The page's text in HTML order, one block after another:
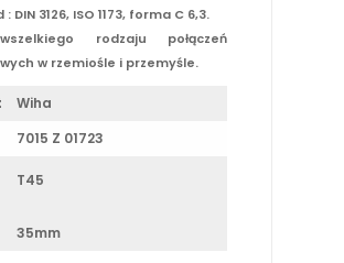
: DIN 3126, ISO 1173, forma C 6,3.
rodzaju połączeń
w rzemiośle i przemyśle.
Wiha
7015 Z 01723
T45
35mm